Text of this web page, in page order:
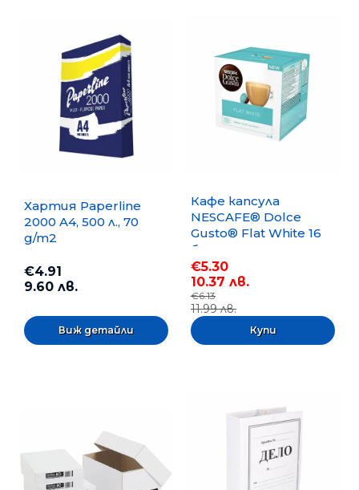
Хартия Paperline
2000 A4, 500 л., 70
g/m2
€4.91
9.60 лв.
Виж детайли
Кафе капсула
NESCAFE® Dolce
Gusto® Flat White 16
бр.
€5.30
10.37 лв.
€6.13
11.99 лв.